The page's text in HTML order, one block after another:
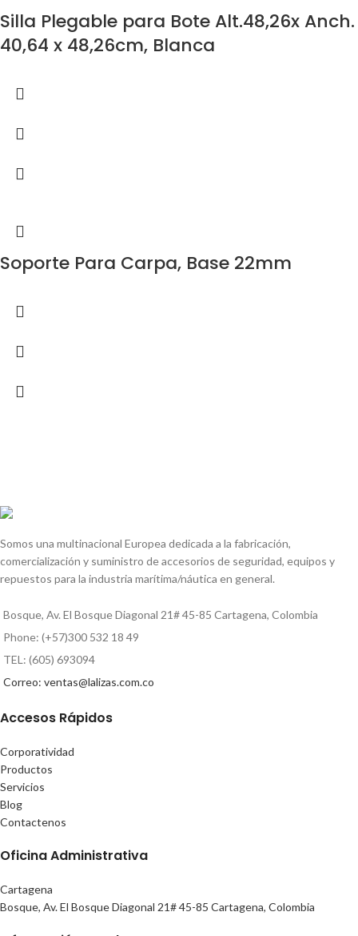
Silla Plegable para Bote Alt.48,26x Anch.
40,64 x 48,26cm, Blanca
Soporte Para Carpa, Base 22mm
Somos una multinacional Europea dedicada a la fabricación,
comercialización y suministro de accesorios de seguridad, equipos y
repuestos para la industria marítima/náutica en general.
Bosque, Av. El Bosque Diagonal 21# 45-85 Cartagena, Colombia
Phone: (+57)300 532 18 49
TEL: (605) 693094
Correo: ventas@lalizas.com.co
Accesos Rápidos
Corporatividad
Productos
Servicios
Blog
Contactenos
Oficina Administrativa
Cartagena
Bosque, Av. El Bosque Diagonal 21# 45-85 Cartagena, Colombia